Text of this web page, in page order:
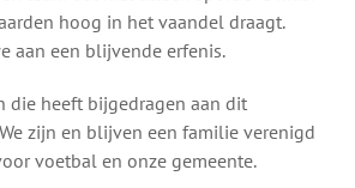
hoog in het vaandel draagt.
aan een blijvende erfenis.
die heeft bijgedragen aan dit
zijn en blijven een familie verenigd
voetbal en onze gemeente.